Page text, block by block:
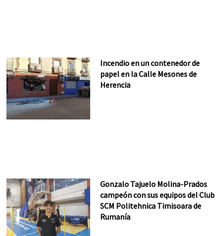
Incendio en un contenedor de
papel en la Calle Mesones de
Herencia
Gonzalo Tajuelo Molina-Prados
campeón con sus equipos del Club
SCM Politehnica Timisoara de
Rumanía